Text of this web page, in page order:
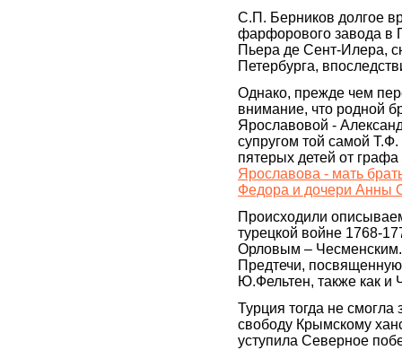
С.П. Берников долгое
фарфорового завода в
Пьера де Сент-Илера,
Петербурга,
Однако, прежде чем
внимание, что родной
Ярославовой -
супругом той самой
пятерых детей от
Ярославова - мать
Федора и дочери Анны
Происходили
турецкой войне 1768-
Орловым –
Предтечи,
Ю.Фельтен, также как и
Турция тогда не смогла
свободу Крымскому
уступила Северное